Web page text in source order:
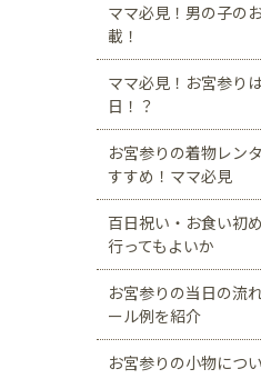
ママ必見！男の子の
載！
ママ必見！お宮参り
日！？
お宮参りの着物レン
すすめ！ママ必見
百日祝い・お食い初
行ってもよいか
お宮参りの当日の流
ール例を紹介
お宮参りの小物につ